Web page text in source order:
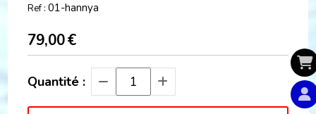
Ref : 01-hannya
79,00€
Quantité :